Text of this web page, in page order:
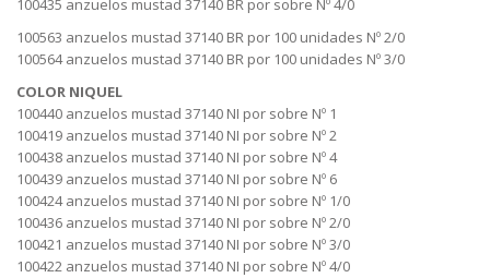
100435 anzuelos mustad 37140 BR por sobre Nº 4/0
100563 anzuelos mustad 37140 BR por 100 unidades Nº 2/0
100564 anzuelos mustad 37140 BR por 100 unidades Nº 3/0
COLOR NIQUEL
100440 anzuelos mustad 37140 NI por sobre Nº 1
100419 anzuelos mustad 37140 NI por sobre Nº 2
100438 anzuelos mustad 37140 NI por sobre Nº 4
100439 anzuelos mustad 37140 NI por sobre Nº 6
100424 anzuelos mustad 37140 NI por sobre Nº 1/0
100436 anzuelos mustad 37140 NI por sobre Nº 2/0
100421 anzuelos mustad 37140 NI por sobre Nº 3/0
100422 anzuelos mustad 37140 NI por sobre Nº 4/0